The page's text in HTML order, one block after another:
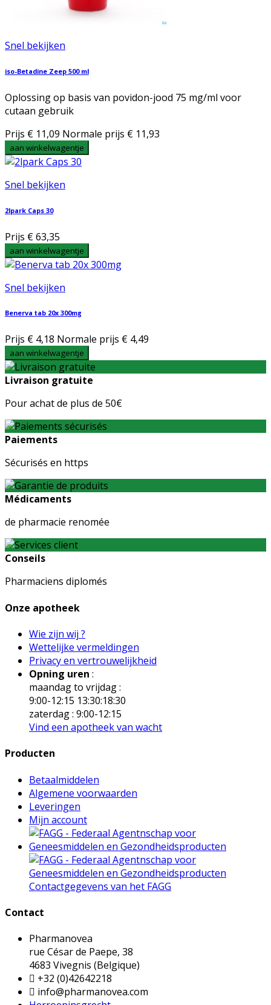
Snel bekijken
iso-Betadine Zeep 500 ml
Oplossing op basis van povidon-jood 75 mg/ml voor
cutaan gebruik
Prijs € 11,09 Normale prijs € 11,93
aan winkelwagentje
Snel bekijken
2lpark Caps 30
Prijs € 63,35
aan winkelwagentje
Snel bekijken
Benerva tab 20x 300mg
Prijs € 4,18 Normale prijs € 4,49
aan winkelwagentje
Livraison gratuite
Pour achat de plus de 50€
Paiements
Sécurisés en https
Médicaments
de pharmacie renomée
Conseils
Pharmaciens diplomés
Onze apotheek
Wie zijn wij ?
Wettelijke vermeldingen
Privacy en vertrouwelijkheid
Opning uren :
maandag to vrijdag :
9:00-12:15 13:30:18:30
zaterdag : 9:00-12:15
Vind een apotheek van wacht
Producten
Betaalmiddelen
Algemene voorwaarden
Leveringen
Mijn account
Contactgegevens van het FAGG
Contact
Pharmanovea
rue César de Paepe, 38
4683 Vivegnis (Belgique)
 +32 (0)42642218
 info@pharmanovea.com